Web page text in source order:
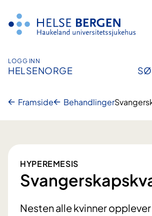
innhald
LOGG INN
HELSENORGE
Framside Behandlinger
HYPEREMESIS
Nesten alle kvinner